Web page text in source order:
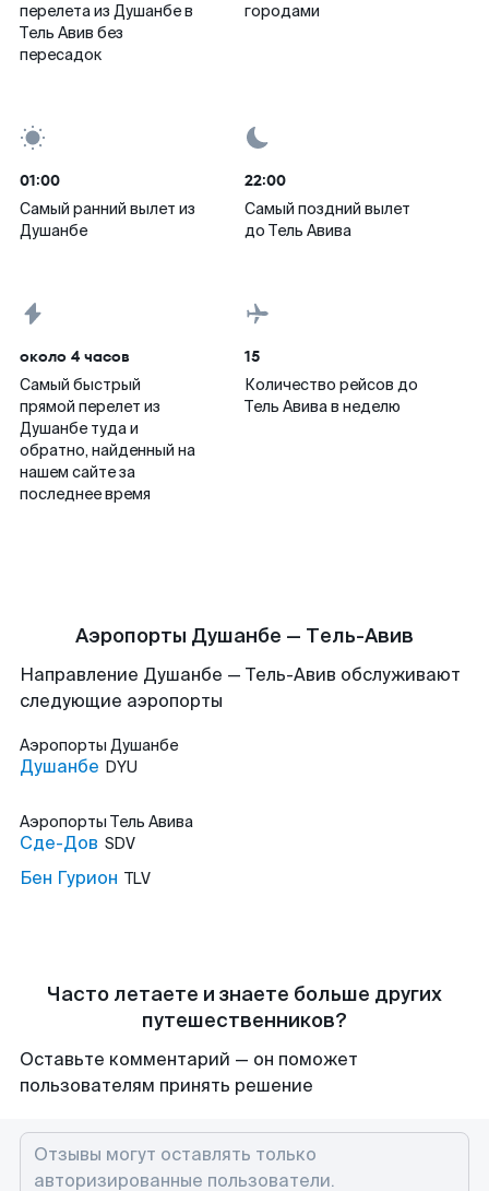
перелета из Душанбе в
Тель Авив без
пересадок
городами
01:00
Самый ранний вылет из
Душанбе
22:00
Самый поздний вылет
до Тель Авива
около 4 часов
Самый быстрый
прямой перелет из
Душанбе туда и
обратно, найденный на
нашем сайте за
последнее время
15
Количество рейсов до
Тель Авива в неделю
Аэропорты Душанбе — Тель-Авив
Направление Душанбе — Тель-Авив обслуживают
следующие аэропорты
Аэропорты Душанбе
Душанбе DYU
Аэропорты Тель Авива
Сде-Дов SDV
Бен Гурион TLV
Часто летаете и знаете больше других
путешественников?
Оставьте комментарий — он поможет
пользователям принять решение